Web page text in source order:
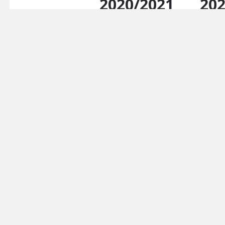
2020/2021